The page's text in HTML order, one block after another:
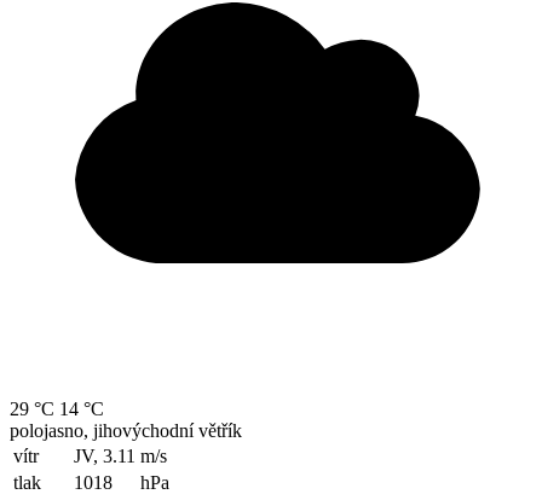
29 °C 14 °C
polojasno, jihovýchodní větřík
vítr
JV, 3.11 m/s
tlak
1018
hPa